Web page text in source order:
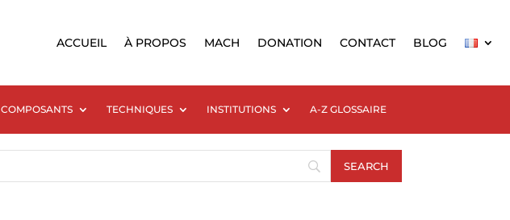
ACCUEIL À PROPOS MACH DONATION CONTACT BLOG
COMPOSANTS TECHNIQUES INSTITUTIONS A-Z GLOSSAIRE